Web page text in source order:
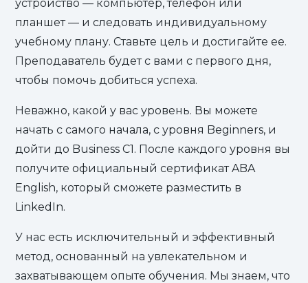
устройство — компьютер, телефон или
планшет — и следовать индивидуальному
учебному плану. Ставьте цель и достигайте ее.
Преподаватель будет с вами с первого дня,
чтобы помочь добиться успеха.
Неважно, какой у вас уровень. Вы можете
начать с самого начала, с уровня Beginners, и
дойти до Business C1. После каждого уровня вы
получите официальный сертификат ABA
English, который сможете разместить в
LinkedIn.
У нас есть исключительный и эффективный
метод, основанный на увлекательном и
захватывающем опыте обучения. Мы знаем, что